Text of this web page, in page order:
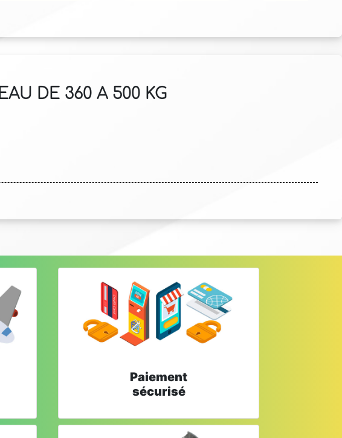
DE 360 A 500 KG
Paiement
sécurisé